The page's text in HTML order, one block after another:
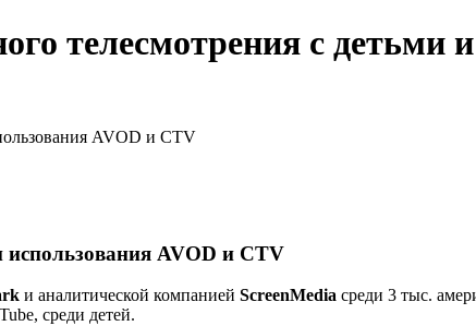
телесмотрения с детьми
AVOD и CTV
использования AVOD и CTV
и аналитической компанией ScreenMedia среди 3 тыс.
среди детей.